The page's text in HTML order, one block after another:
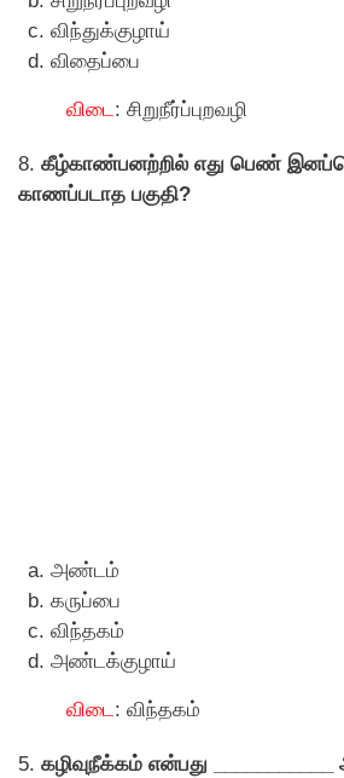
விந்துக்குழாய்
விதைப்பை
விடை: சிறுநீர்ப்புறவழி
8. கீழ்காண்பனற்றில் எது பெண்
காணப்படாத பகுதி?
அண்டம்
கருப்பை
விந்தகம்
அண்டக்குழாய்
விடை: விந்தகம்
5. கழிவுநீக்கம் என்பது